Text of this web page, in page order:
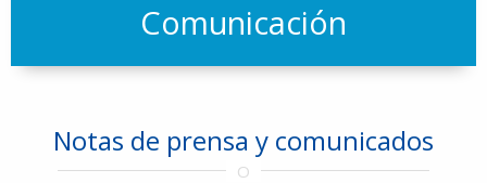
Contraseña
Comunicación
Notas de prensa y comunicados